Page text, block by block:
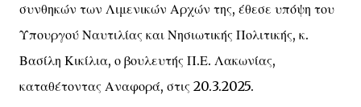
συνθηκών των Λιμενικών Αρχών της, έθεσε υπόψη του
Υπουργού Ναυτιλίας και Νησιωτικής Πολιτικής, κ.
Βασίλη Κικίλια, ο βουλευτής Π.Ε. Λακωνίας,
καταθέτοντας Αναφορά, στις 20.3.2025.